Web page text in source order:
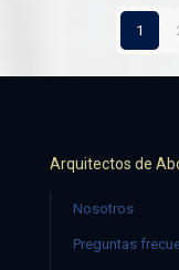
1
Arquitectos de
Nosotros
Preguntas